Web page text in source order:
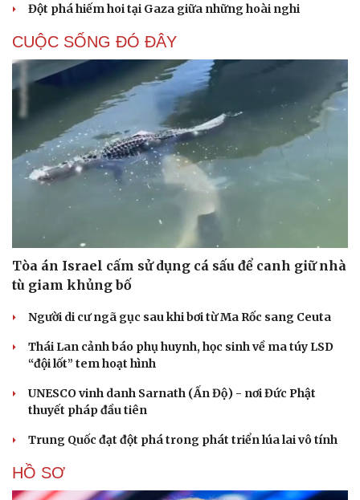
Đột phá hiếm hoi tại Gaza giữa những hoài nghi
CUỘC SỐNG ĐÓ ĐÂY
Tòa án Israel cấm sử dụng cá sấu để canh giữ nhà
tù giam khủng bố
Người di cư ngã gục sau khi bơi từ Ma Rốc sang Ceuta
Thái Lan cảnh báo phụ huynh, học sinh về ma túy LSD
“đội lốt” tem hoạt hình
UNESCO vinh danh Sarnath (Ấn Độ) - nơi Đức Phật
thuyết pháp đầu tiên
Trung Quốc đạt đột phá trong phát triển lúa lai vô tính
HỒ SƠ